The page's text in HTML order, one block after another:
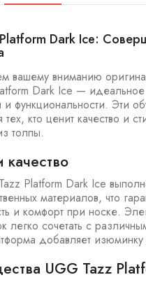
Dark Ice:
вашему вниманию
Dark Ice — идеальное
и функциональности. Эти
кто ценит качество и
толпы.
Platform Dark Ice
материалов, что
и комфорт при носке.
легко сочетать с
добавляет
UGG Tazz